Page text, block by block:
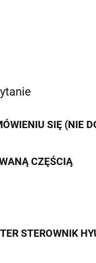
SIĘ (NIE
CZĘŚCIĄ
STEROWNIK